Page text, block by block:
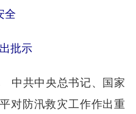
全
批示
共中央总书记、国家
对防汛救灾工作作出重